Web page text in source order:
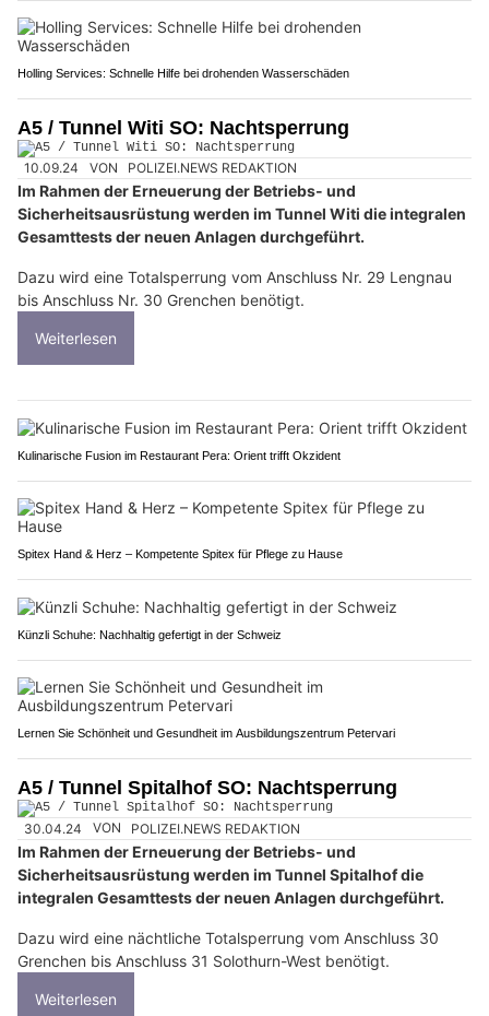
Holling Services: Schnelle Hilfe bei drohenden Wasserschäden
A5 / Tunnel Witi SO: Nachtsperrung
10.09.24 VON POLIZEI.NEWS REDAKTION
Im Rahmen der Erneuerung der Betriebs- und
Sicherheitsausrüstung werden im Tunnel Witi die integralen
Gesamttests der neuen Anlagen durchgeführt.
Dazu wird eine Totalsperrung vom Anschluss Nr. 29 Lengnau
bis Anschluss Nr. 30 Grenchen benötigt.
Weiterlesen
Kulinarische Fusion im Restaurant Pera: Orient trifft Okzident
Spitex Hand & Herz – Kompetente Spitex für Pflege zu Hause
Künzli Schuhe: Nachhaltig gefertigt in der Schweiz
Lernen Sie Schönheit und Gesundheit im Ausbildungszentrum Petervari
A5 / Tunnel Spitalhof SO: Nachtsperrung
30.04.24 VON POLIZEI.NEWS REDAKTION
Im Rahmen der Erneuerung der Betriebs- und
Sicherheitsausrüstung werden im Tunnel Spitalhof die
integralen Gesamttests der neuen Anlagen durchgeführt.
Dazu wird eine nächtliche Totalsperrung vom Anschluss 30
Grenchen bis Anschluss 31 Solothurn-West benötigt.
Weiterlesen